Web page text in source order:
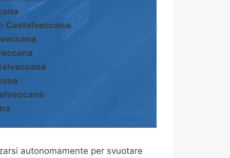
Castelveccana
autonomamente per svuotare